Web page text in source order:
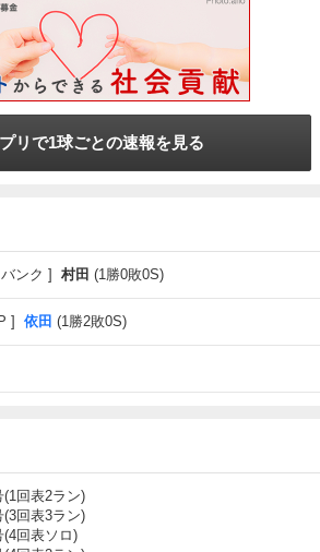
リで1球ごとの速報を見る
ンク 村田 (1勝0敗0S)
依田 (1勝2敗0S)
(1回表2ラン)
(3回表3ラン)
(4回表ソロ)